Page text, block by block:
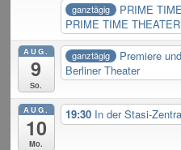
ganztägig PRIME
PRIME TIME THEATER
AUG.
9
So.
ganztägig Premiere
Berliner Theater
AUG.
10
Mo.
19:30 In der Stasi-